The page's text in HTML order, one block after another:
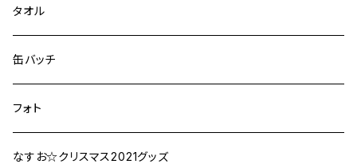
タオル
缶バッチ
フォト
なすお☆クリスマス2021グッズ